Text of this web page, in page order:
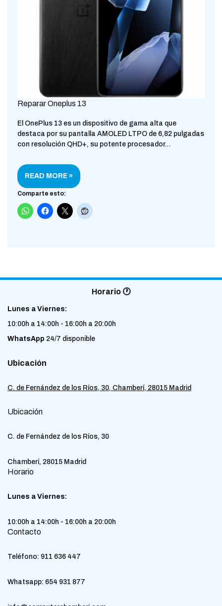
Reparar Oneplus 13
El OnePlus 13 es un dispositivo de gama alta que
destaca por su pantalla AMOLED LTPO de 6,82 pulgadas
con resolución QHD+, su potente procesador…
READ MORE »
Comparte esto:
Horario 🕐
Lunes a Viernes:
10:00h a 14:00h - 16:00h a 20:00h
WhatsApp 24/7 disponible
Ubicación
C. de Fernández de los Ríos, 30, Chamberí, 28015 Madrid
Ubicación
C. de Fernández de los Ríos, 30
Chamberí, 28015 Madrid
Horario
Lunes a Viernes:
10:00h a 14:00h - 16:00h a 20:00h
Contacto
Teléfono: 911 636 447
Whatsapp: 654 931 877